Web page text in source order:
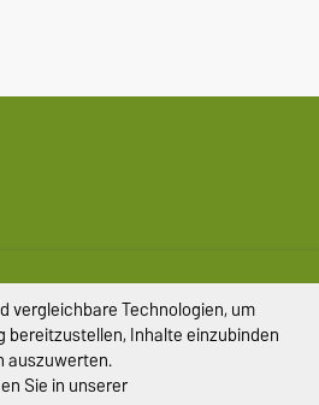
Impressum
Datenschutz
vergleichbare Technologien, um
bereitzustellen, Inhalte einzubinden
auszuwerten.
Sie in unserer